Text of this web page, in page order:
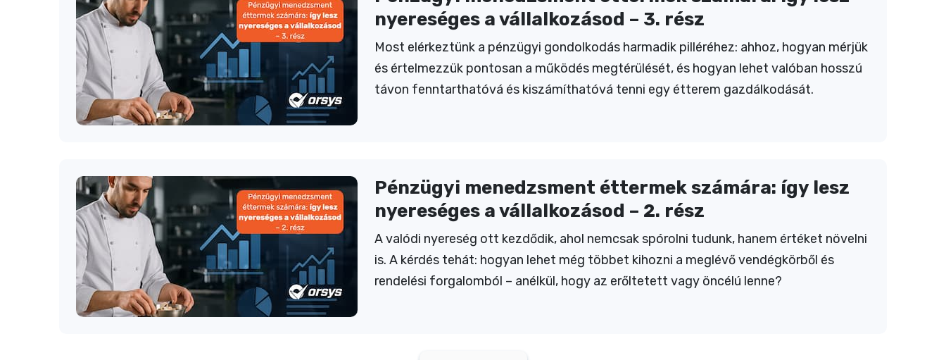
nyereséges a vállalkozásod – 3. rész
Most elérkeztünk a pénzügyi gondolkodás harmadik pilléréhez: ahhoz, hogyan mérjük
és értelmezzük pontosan a működés megtérülését, és hogyan lehet valóban hosszú
távon fenntarthatóvá és kiszámíthatóvá tenni egy étterem gazdálkodását.
Pénzügyi menedzsment éttermek számára: így lesz
nyereséges a vállalkozásod – 2. rész
A valódi nyereség ott kezdődik, ahol nemcsak spórolni tudunk, hanem értéket növelni
is. A kérdés tehát: hogyan lehet még többet kihozni a meglévő vendégkörből és
rendelési forgalomból – anélkül, hogy az erőltetett vagy öncélú lenne?